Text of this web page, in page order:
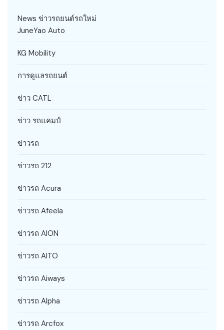
News ข่าวรถยนต์รถใหม่
JuneYao Auto
KG Mobility
การดูแลรถยนต์
ข่าว CATL
ข่าว รถแคมป์
ข่าวรถ
ข่าวรถ 212
ข่าวรถ Acura
ข่าวรถ Afeela
ข่าวรถ AION
ข่าวรถ AITO
ข่าวรถ Aiways
ข่าวรถ Alpha
ข่าวรถ Arcfox